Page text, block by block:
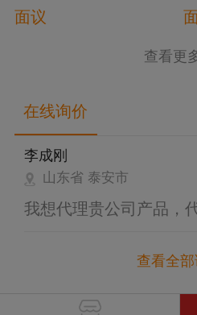
机
面议
查看更
在线询价
李成刚
山东省 泰安市
我想代理贵公司产品，
查看全